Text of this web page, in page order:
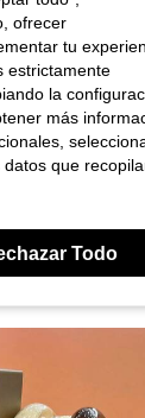
ofrecer
tu
estrictamente
la
más
que
Todo